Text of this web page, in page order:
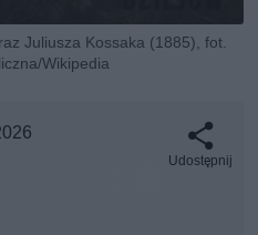
Juliusza Kossaka (1885), fot.
Wikipedia
Udostępnij